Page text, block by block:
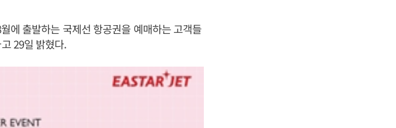
에 출발하는 국제선 항공권을 예매하는 고객들
29일 밝혔다.